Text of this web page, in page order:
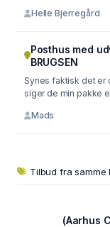
Helle Bjerregård
Posthus med
BRUGSEN
Synes faktisk det er
siger de min pakke
Mads
Tilbud fra samme
(Aarhus